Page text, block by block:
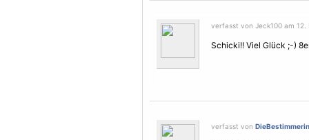
verfasst von Jeck100 am 12.
Schicki!! Viel Glück ;-)
verfasst von DieBestimmerin